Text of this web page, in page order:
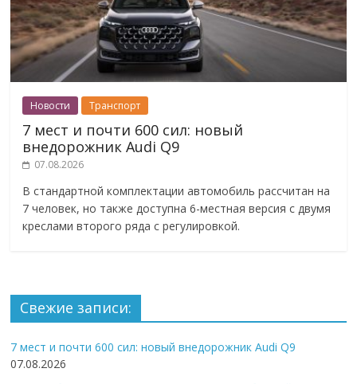
Новости Транспорт
7 мест и почти 600 сил: новый
внедорожник Audi Q9
07.08.2026
В стандартной комплектации автомобиль рассчитан на
7 человек, но также доступна 6-местная версия с двумя
креслами второго ряда с регулировкой.
Свежие записи:
7 мест и почти 600 сил: новый внедорожник Audi Q9
07.08.2026